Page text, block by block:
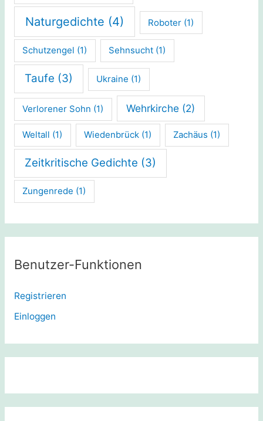
Naturgedichte (4) Roboter (1)
Schutzengel (1) Sehnsucht (1)
Taufe (3) Ukraine (1)
Verlorener Sohn (1) Wehrkirche (2)
Weltall (1) Wiedenbrück (1) Zachäus (1)
Zeitkritische Gedichte (3)
Zungenrede (1)
Benutzer-Funktionen
Registrieren
Einloggen